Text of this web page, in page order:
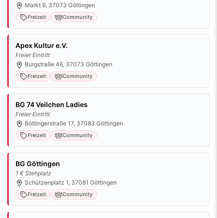
Markt 9, 37073 Göttingen
Freizeit Community
Apex Kultur e.V.
Freier Eintritt
Burgstraße 46, 37073 Göttingen
Freizeit Community
BG 74 Veilchen Ladies
Freier Eintritt
Böttingerstraße 17, 37083 Göttingen
Freizeit Community
BG Göttingen
1 € Stehplatz
Schützenplatz 1, 37081 Göttingen
Freizeit Community